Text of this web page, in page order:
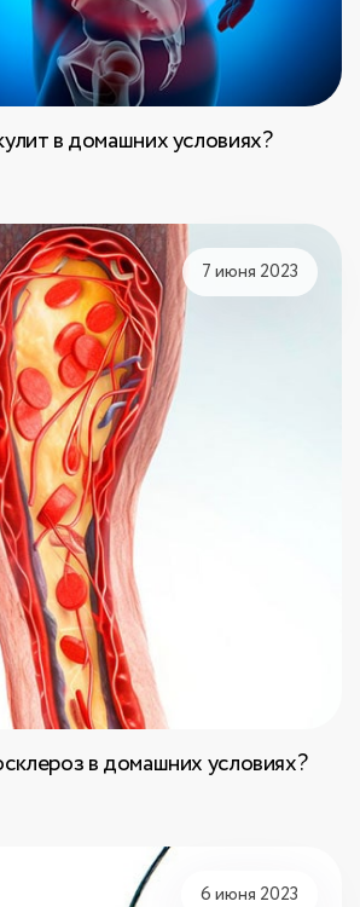
в домашних условиях?
7 июня 2023
в домашних условиях?
6 июня 2023